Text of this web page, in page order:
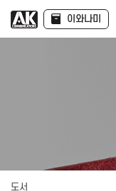
이와나미
도서